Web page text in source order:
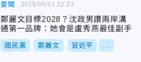
要聞
鄭麗文目標2028？沈政男讚兩岸溝
通第一品牌：她會是盧秀燕最佳副手
國民黨 鄭麗文 習近平
2026/04/13 22:23